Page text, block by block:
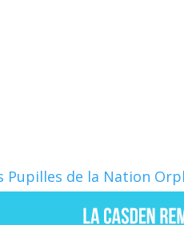
Pupilles de la Nation